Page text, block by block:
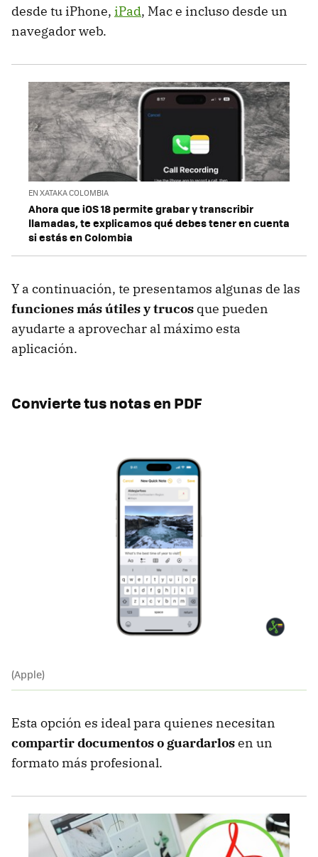
desde tu iPhone, iPad, Mac e incluso desde un
navegador web.
EN XATAKA COLOMBIA
Ahora que iOS 18 permite grabar y transcribir
llamadas, te explicamos qué debes tener en cuenta
si estás en Colombia
Y a continuación, te presentamos algunas de las
funciones más útiles y trucos que pueden
ayudarte a aprovechar al máximo esta
aplicación.
Convierte tus notas en PDF
(Apple)
Esta opción es ideal para quienes necesitan
compartir documentos o guardarlosen un
formato más profesional.